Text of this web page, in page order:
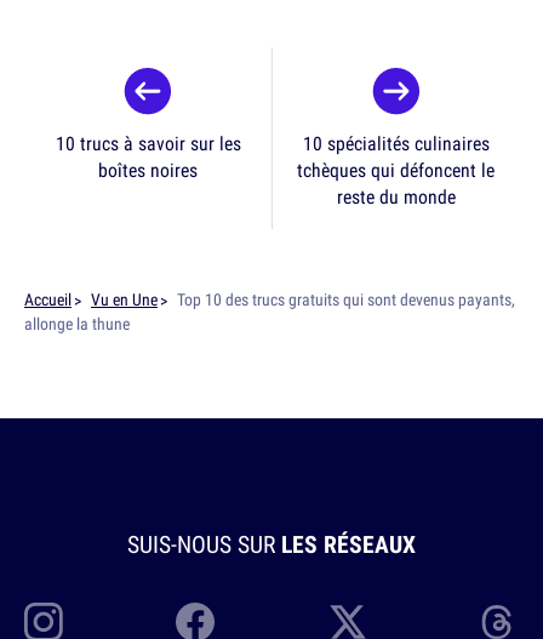
10 trucs à savoir sur les
boîtes noires
10 spécialités culinaires
tchèques qui défoncent le
reste du monde
Accueil Vu en Une
Top 10 des trucs gratuits qui sont devenus payants,
allonge la thune
SUIS-NOUS SUR LES RÉSEAUX